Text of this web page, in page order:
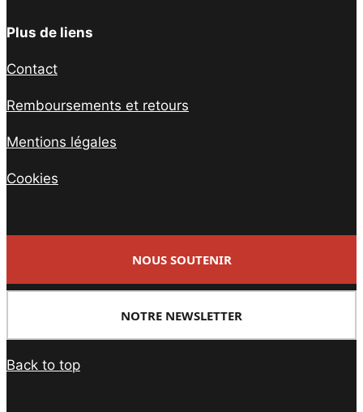
Plus de liens
Contact
Remboursements et retours
Mentions légales
Cookies
NOUS SOUTENIR
NOTRE NEWSLETTER
Back to top